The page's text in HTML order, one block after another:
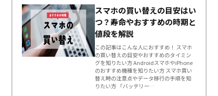
スマホの買い替えの目安はい
つ？寿命やおすすめの時期と
値段を解説
この記事はこんな人におすすめ！ スマホ
の買い替えの目安やおすすめのタイミン
グを知りたい方 AndroidスマホやiPhone
のおすすめ機種を知りたい方 スマホ買い
替え時の注意点やデータ移行の手順を知
りたい方 「バッテリー…